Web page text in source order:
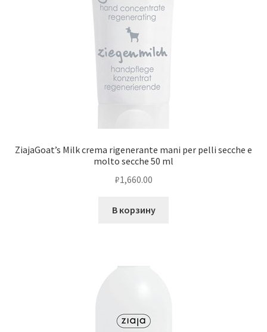
ZiajaGoat’s Milk crema rigenerante mani per pelli secche e
molto secche 50 ml
₽1,660.00
В корзину